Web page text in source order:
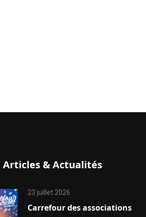
Articles & Actualités
23 juillet 2026
Carrefour des associations